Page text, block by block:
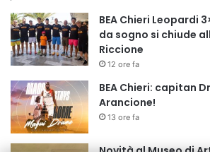
BEA Chieri Leopardi
da sogno si chiude
Riccione
12 ore fa
BEA Chieri: capitan
Arancione!
13 ore fa
Novità al Museo di